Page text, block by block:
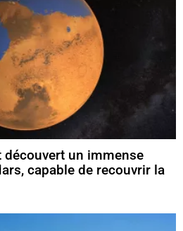
un immense
capable de recouvrir la